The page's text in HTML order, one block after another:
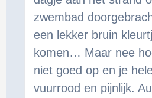
zwembad
een lekker bruin
komen… Maar nee
niet goed op en je
vuurrood en pijnlijk.